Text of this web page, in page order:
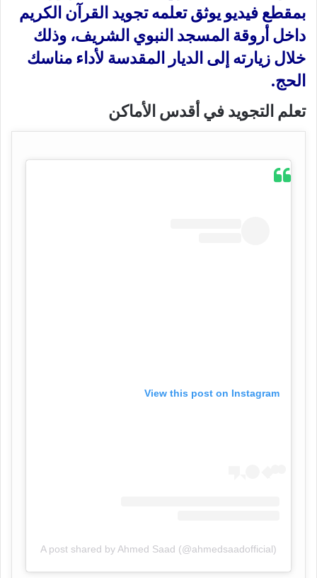
بمقطع فيديو يوثق تعلمه تجويد القرآن الكريم
داخل أروقة المسجد النبوي الشريف، وذلك
خلال زيارته إلى الديار المقدسة لأداء مناسك
الحج.
تعلم التجويد في أقدس الأماكن
View this post on Instagram
A post shared by Ahmed Saad (@ahmedsaadofficial)